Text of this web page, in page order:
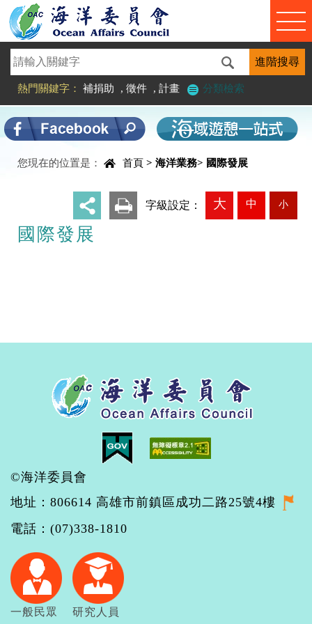
進入內容區塊
熱門關鍵字： 補捐助 , 徵件 , 計畫 分類檢索
您現在的位置是： 首頁 > 海洋業務> 國際發展
字級設定： 大 中 小
國際發展
©海洋委員會
地址：806614 高雄市前鎮區成功二路25號4樓
電話：(07)338-1810
一般民眾 研究人員